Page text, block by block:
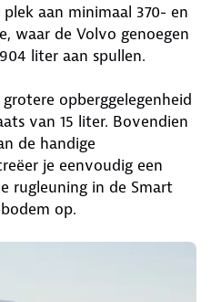
aan minimaal 370- en
waar de Volvo genoegen
liter aan spullen.
opberggelegenheid
van 15 liter. Bovendien
de handige
je eenvoudig een
rugleuning in de Smart
op.